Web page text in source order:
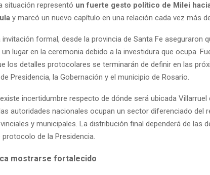
situación representó un fuerte gesto político de Milei
y marcó un nuevo capítulo en una relación cada vez más
formal, desde la provincia de Santa Fe aseguraron
lugar en la ceremonia debido a la investidura que ocupa.
los detalles protocolares se terminarán de definir en las
Presidencia, la Gobernación y el municipio de Rosario.
incertidumbre respecto de dónde será ubicada Villarruel
autoridades nacionales ocupan un sector diferenciado del
y municipales. La distribución final dependerá de las
de la Presidencia.
mostrarse fortalecido